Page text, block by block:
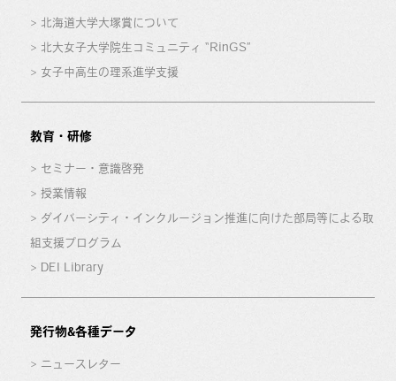
北海道大学大塚賞について
北大女子大学院生コミュニティ “RinGS”
女子中高生の理系進学支援
教育・研修
セミナー・意識啓発
授業情報
ダイバーシティ・インクルージョン推進に向けた部局等による取
組支援プログラム
DEI Library
発行物&各種データ
ニュースレター